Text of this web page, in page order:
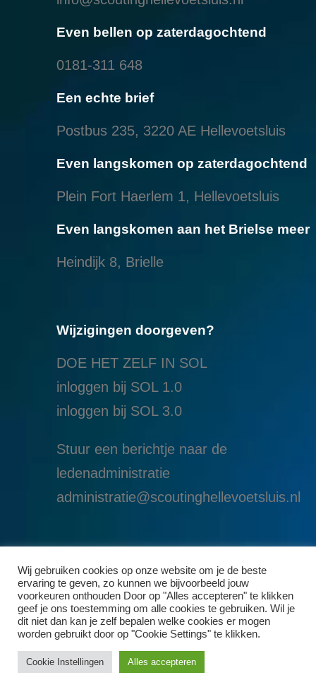
Even bellen op zaterdagochtend
0181-311 648
Een echte brief
Postbus 235, 3220 AE Hellevoetsluis
Even langskomen op zaterdagochtend
Plein Fort Haerlem 1, Hellevoetsluis
Even langskomen aan het Brielse meer
Heindijk 8, Brielle
Wijzigingen doorgeven?
DOE HET ZELF IN SOL
inloggen bij SOL 1.0
inloggen bij SOL 3.0
Stuur een berichtje naar de
ledenadministratie
administratie@scoutinghellevoetsluis.nl
Wij gebruiken cookies op onze website om je de beste
ervaring te geven, zo kunnen we bijvoorbeeld jouw
voorkeuren onthouden Door op "Alles accepteren" te klikken
geef je ons toestemming om alle cookies te gebruiken. Wil je
dit niet dan kan je zelf bepalen welke cookies er mogen
worden gebruikt door op "Cookie Settings" te klikken.
Cookie Instellingen Alles accepteren